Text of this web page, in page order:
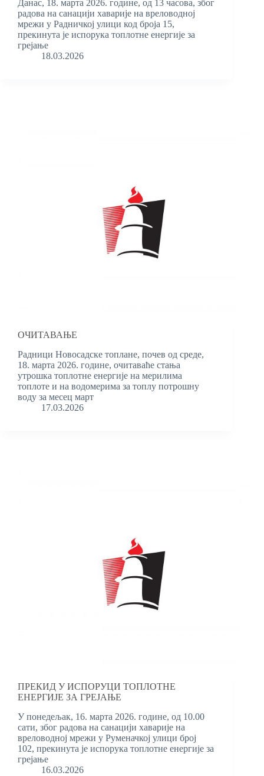
Данас, 18. марта 2026. године, од 13 часова, због
радова на санацији хаварије на вреловодној
мрежи у Радничкој улици код броја 15,
прекинута је испорука топлотне енергије за
грејање
18.03.2026
ОЧИТАВАЊЕ
Радници Новосадске топлане, почев од среде,
18. марта 2026. године, очитаваће стања
утрошка топлотне енергије на мерилима
топлоте и на водомерима за топлу потрошну
воду за месец март
17.03.2026
ПРЕКИД У ИСПОРУЦИ ТОПЛОТНЕ
ЕНЕРГИЈЕ ЗА ГРЕЈАЊЕ
У понедељак, 16. марта 2026. године, од 10.00
сати, због радова на санацији хаварије на
вреловодној мрежи у Руменачкој улици број
102, прекинута је испорука топлотне енергије за
грејање
16.03.2026